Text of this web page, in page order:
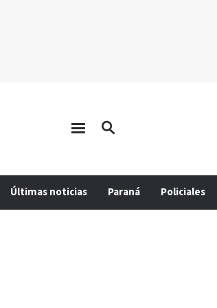
Últimas noticias Paraná Policiales